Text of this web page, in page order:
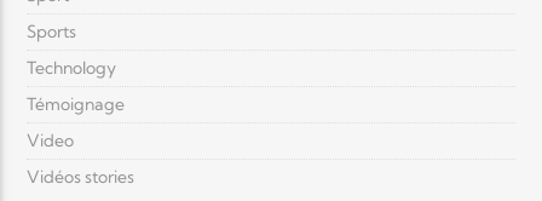
Sports
Technology
Témoignage
Video
Vidéos stories